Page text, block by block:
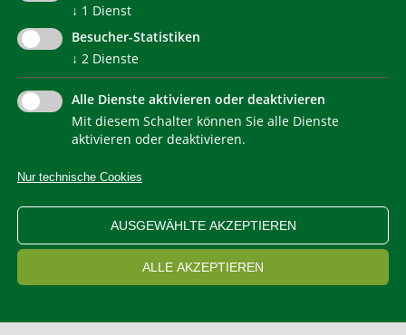
NEWSLETTER
IMPRESSUM PRIVACY
WEB STATISTIKEN
ERKLÄRUNG BARRIEREFREIHEIT
COOKIEEINSTELLUNGEN
↓ 1 Dienst
Besucher-Statistiken
↓ 2 Dienste
Alle Dienste aktivieren oder deaktivieren
Mit diesem Schalter können Sie alle Dienste
aktivieren oder deaktivieren.
Nur technische Cookies
AUSGEWÄHLTE AKZEPTIEREN
ALLE AKZEPTIEREN